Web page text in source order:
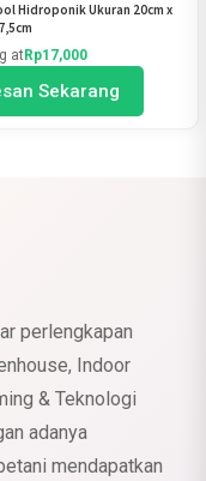
Hidroponik Ukuran 20cm x
at Rp17,000
Sekarang
perlengkapan
Indoor
& Teknologi
adanya
mendapatkan